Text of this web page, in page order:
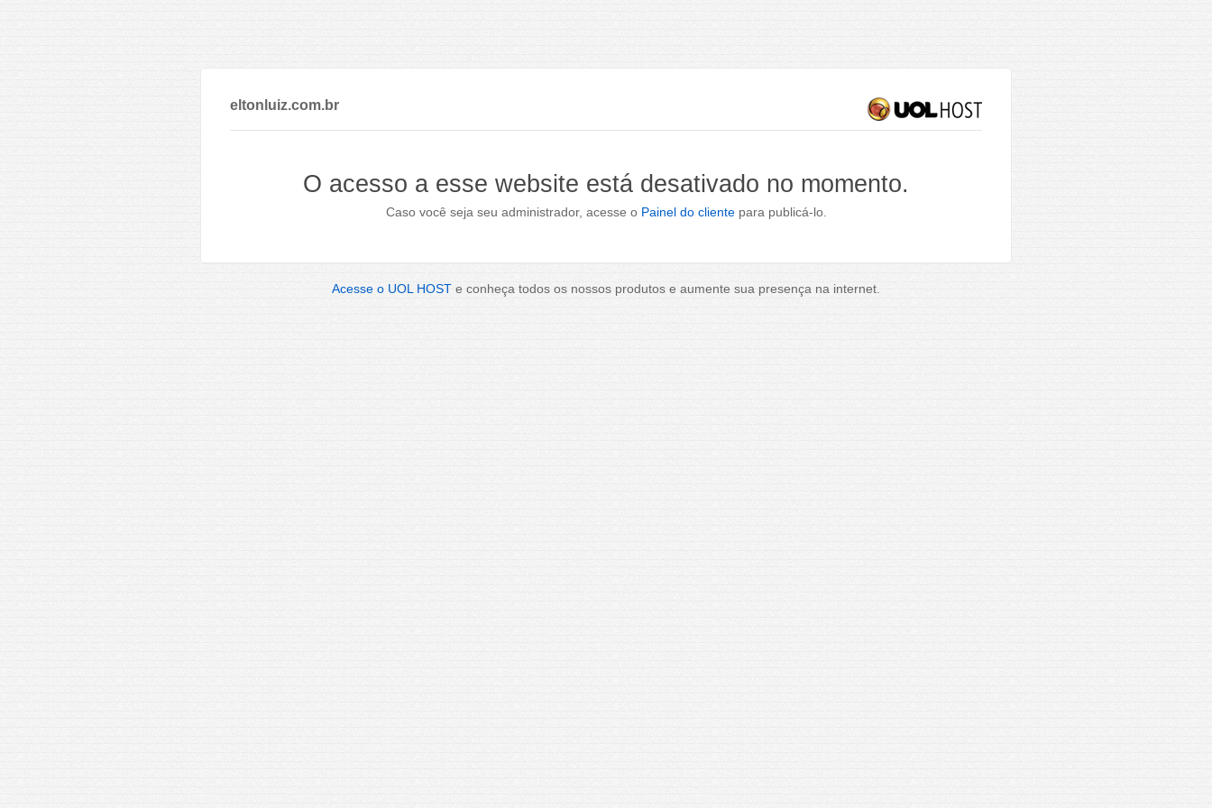
eltonluiz.com.br
O acesso a esse website está desativado no momento.
Caso você seja seu administrador, acesse o Painel do clientepara publicá-lo.
Acesse o UOL HOST e conheça todos os nossos produtos e aumente sua presença na internet.